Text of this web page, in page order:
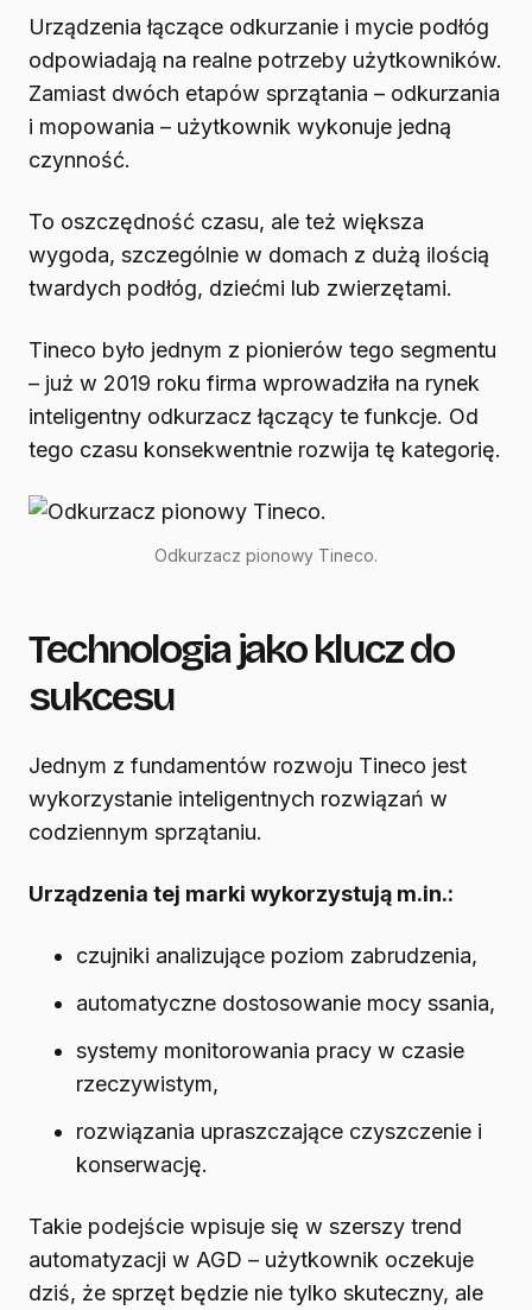
Urządzenia łączące odkurzanie i mycie podłóg
odpowiadają na realne potrzeby użytkowników.
Zamiast dwóch etapów sprzątania – odkurzania
i mopowania – użytkownik wykonuje jedną
czynność.
To oszczędność czasu, ale też większa
wygoda, szczególnie w domach z dużą ilością
twardych podłóg, dziećmi lub zwierzętami.
Tineco było jednym z pionierów tego segmentu
– już w 2019 roku firma wprowadziła na rynek
inteligentny odkurzacz łączący te funkcje. Od
tego czasu konsekwentnie rozwija tę kategorię.
Odkurzacz pionowy Tineco.
Technologia jako klucz do
sukcesu
Jednym z fundamentów rozwoju Tineco jest
wykorzystanie inteligentnych rozwiązań w
codziennym sprzątaniu.
Urządzenia tej marki wykorzystują m.in.:
czujniki analizujące poziom zabrudzenia,
automatyczne dostosowanie mocy ssania,
systemy monitorowania pracy w czasie
rzeczywistym,
rozwiązania upraszczające czyszczenie i
konserwację.
Takie podejście wpisuje się w szerszy trend
automatyzacji w AGD – użytkownik oczekuje
dziś, że sprzęt będzie nie tylko skuteczny, ale